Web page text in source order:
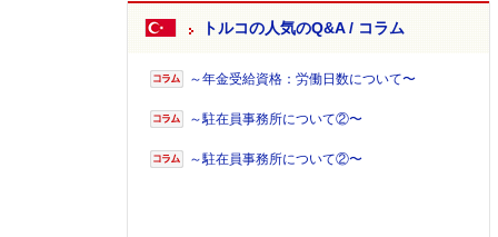
トルコの人気のQ&A / コラム
～年金受給資格：労働日数について〜
～駐在員事務所について②〜
～駐在員事務所について②〜